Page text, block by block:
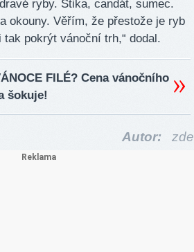
ryby. Štika, candát, sumec.
okouny. Věřím, že přestože je ryb
pokrýt vánoční trh,“ dodal.
FILÉ? Cena vánočního
šokuje!
Autor: zde